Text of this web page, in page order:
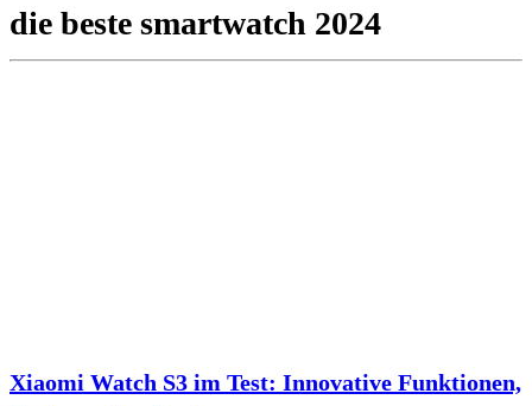
die beste smartwatch 2024
Xiaomi Watch S3 im Test: Innovative Funktionen,